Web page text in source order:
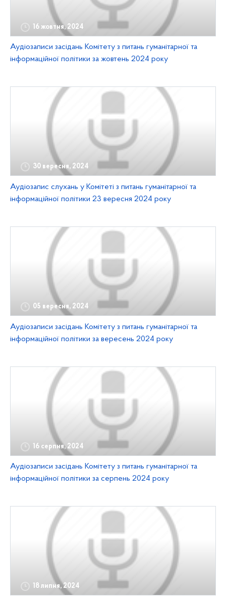
16 жовтня, 2024
Аудіозаписи засідань Комітету з питань гуманітарної та
інформаційної політики за жовтень 2024 року
30 вересня, 2024
Аудіозапис слухань у Комітеті з питань гуманітарної та
інформаційної політики 23 вересня 2024 року
05 вересня, 2024
Аудіозаписи засідань Комітету з питань гуманітарної та
інформаційної політики за вересень 2024 року
16 серпня, 2024
Аудіозаписи засідань Комітету з питань гуманітарної та
інформаційної політики за серпень 2024 року
18 липня, 2024